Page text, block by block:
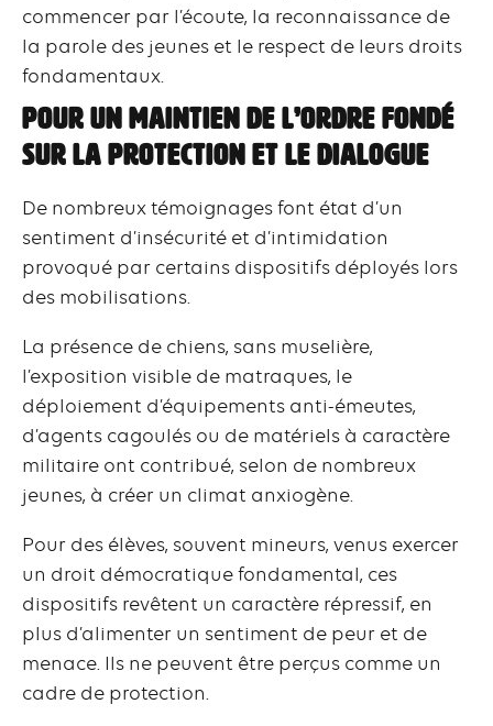
commencer par l’écoute, la reconnaissance de
la parole des jeunes et le respect de leurs droits
fondamentaux.
Pour un maintien de l’ordre fondé
sur la protection et le dialogue
De nombreux témoignages font état d’un
sentiment d’insécurité et d’intimidation
provoqué par certains dispositifs déployés lors
des mobilisations.
La présence de chiens, sans muselière,
l’exposition visible de matraques, le
déploiement d’équipements anti-émeutes,
d’agents cagoulés ou de matériels à caractère
militaire ont contribué, selon de nombreux
jeunes, à créer un climat anxiogène.
Pour des élèves, souvent mineurs, venus exercer
un droit démocratique fondamental, ces
dispositifs revêtent un caractère répressif, en
plus d’alimenter un sentiment de peur et de
menace. Ils ne peuvent être perçus comme un
cadre de protection.